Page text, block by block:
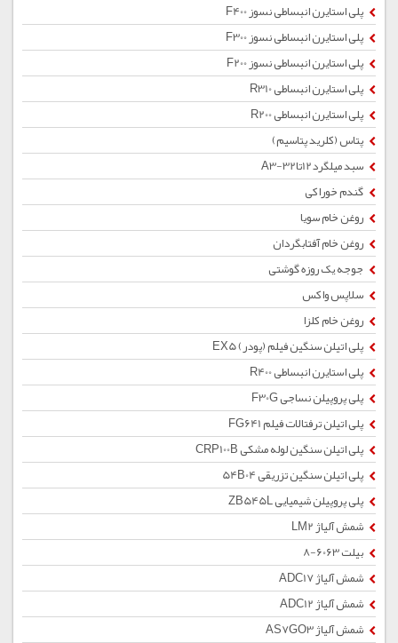
پلی استایرن انبساطی نسوز F400
پلی استایرن انبساطی نسوز F300
پلی استایرن انبساطی نسوز F200
پلی استایرن انبساطی R310
پلی استایرن انبساطی R200
پتاس (کلرید پتاسیم)
سبد میلگرد12تا32-A3
گندم خوراکی
روغن خام سویا
روغن خام آفتابگردان
جوجه یک روزه گوشتی
سلاپس واکس
روغن خام کلزا
پلی اتیلن سنگین فیلم (پودر) EX5
پلی استایرن انبساطی R400
پلی پروپیلن نساجی F30G
پلی اتیلن ترفتالات فیلم FG641
پلی اتیلن سنگین لوله مشکی CRP100B
پلی اتیلن سنگین تزریقی 54B04
پلی پروپیلن شیمیایی ZB545L
شمش آلیاژ LM2
بیلت 6063-8
شمش آلیاژ ADC17
شمش آلیاژ ADC12
شمش آلیاژ AS7GO3